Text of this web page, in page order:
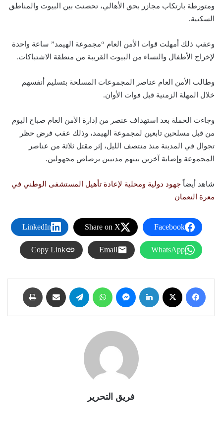
ومتورطة بارتكاب مجازر بحق الأهالي، تحصنت بين البيوت والمناطق
السكنية.
وعقب ذلك أمهلت قوات الأمن العام “مجموعة الهيمد” ساعة واحدة
لإخراج الأطفال والنساء من البيوت القريبة من منطقة الاشتباكات.
وطالب الأمن العام عناصر المجموعات المسلحة بتسليم أنفسهم
خلال المهلة الزمنية قبل فوات الأوان.
وجاءت الحملة بعد استهداف عنصر من إدارة الأمن العام صباح اليوم
من قبل مسلحين تابعين لمجموعة الهيمد، وذلك عقب فرض حظر
تجوال في المدينة منذ منتصف الليل، إثر مقتل ثلاثة من عناصر
المجموعة وإصابة آخرين بينهم مدنيين برصاص مجهولين.
شاهد أيضاً جهود دولية ومحلية لإعادة تأهيل المستشفى الوطني في
معرة النعمان
Facebook
Share on X
LinkedIn
WhatsApp
Email
Copy Link
فيسبوك لينكدإن ماسنجر واتساب تيلقرام مشاركة عبر البريد
فريق التحرير